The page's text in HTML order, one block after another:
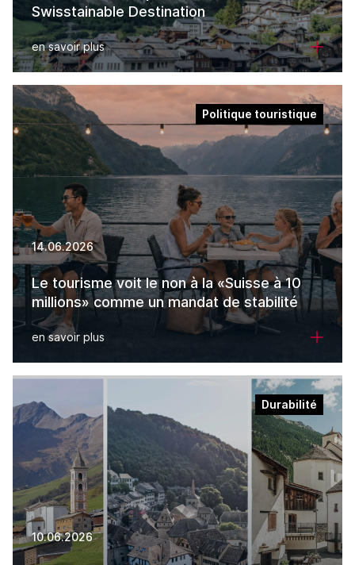
Swisstainable Destination
en savoir plus
Politique touristique
14.06.2026
Le tourisme voit le non à la «Suisse à 10
millions» comme un mandat de stabilité
en savoir plus
Durabilité
10.06.2026